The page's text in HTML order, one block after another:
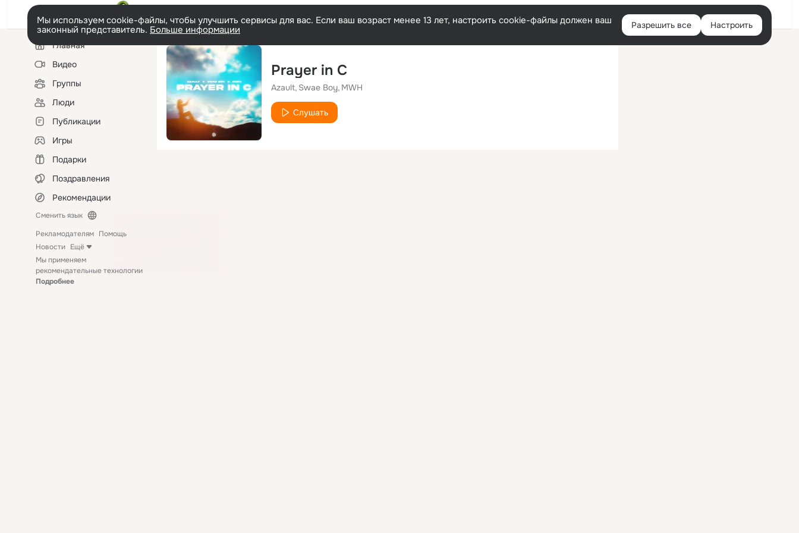
Войти
Мы используем cookie-файлы, чтобы улучшить сервисы для вас. Если ваш возраст менее 13 лет, настроить cookie-файлы должен ваш
законный представитель. Больше информации Разрешить все Настроить
Левая
колонкаГлавная
Видео
Группы
Люди
Публикации
Игры
Подарки
Поздравления
Рекомендации
Сменить язык
Рекламодателям Помощь
Новости Ещё
Мы применяем
рекомендательные технологии
Подробнее
Prayer in C
Azault Swae Boy MWH
Слушать